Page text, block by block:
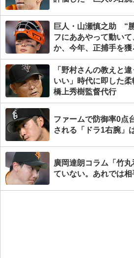
巨人・山瀬慎之助 “
フにああやって動い
か、今年、正捕手を獲
「野村さんの教えと
いい」時代に即した柔
橋上秀樹監督代行
ファームで防御率0点
される「ドラ1右腕」
廣岡達朗コラム「竹
ていない。あれでは相